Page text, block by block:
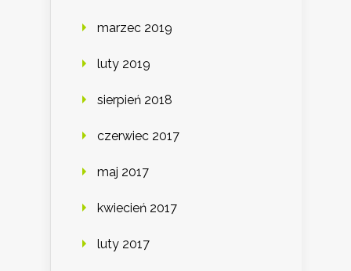
marzec 2019
luty 2019
sierpień 2018
czerwiec 2017
maj 2017
kwiecień 2017
luty 2017